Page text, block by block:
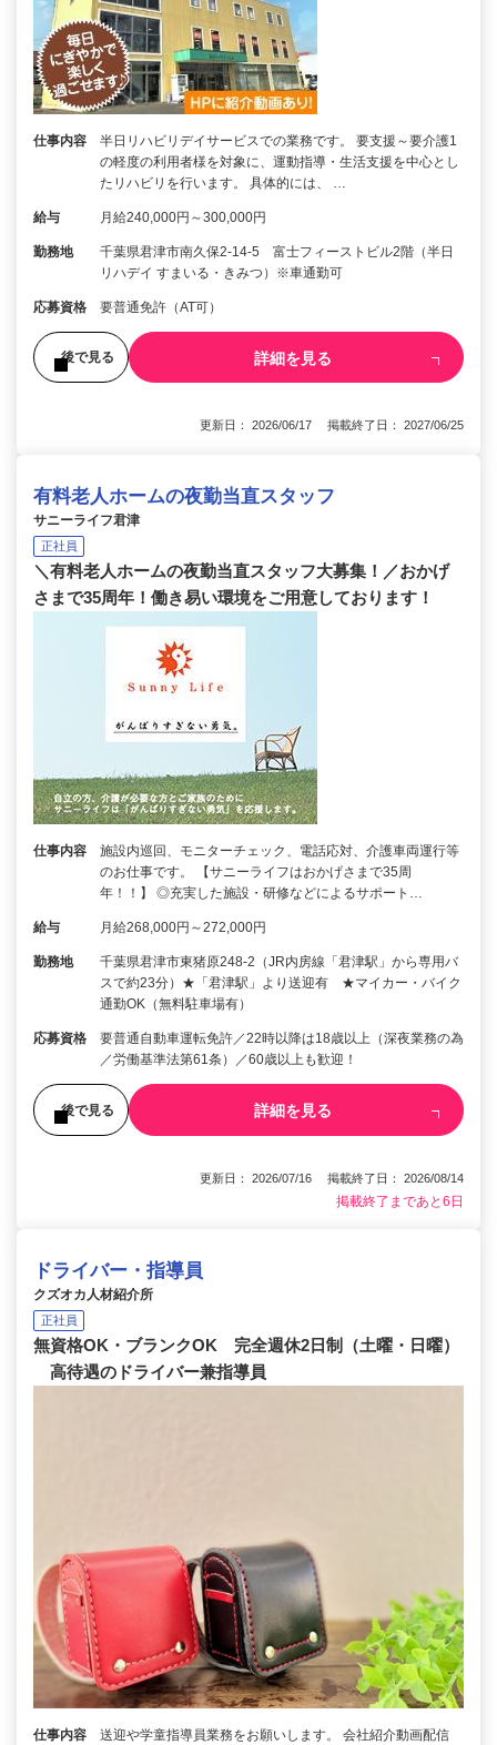
仕事内容
半日リハビリデイサービスでの業務です。 要支援～要介護1
の軽度の利用者様を対象に、運動指導・生活支援を中心とし
たリハビリを行います。 具体的には、 …
給与 月給240,000円～300,000円
勤務地
千葉県君津市南久保2-14-5 富士フィーストビル2階（半日
リハデイ すまいる・きみつ）※車通勤可
応募資格 要普通免許（AT可）
後で見る 詳細を見る
更新日： 2026/06/17 掲載終了日： 2027/06/25
有料老人ホームの夜勤当直スタッフ
サニーライフ君津
正社員
＼有料老人ホームの夜勤当直スタッフ大募集！／おかげ
さまで35周年！働き易い環境をご用意しております！
仕事内容
施設内巡回、モニターチェック、電話応対、介護車両運行等
のお仕事です。 【サニーライフはおかげさまで35周
年！！】 ◎充実した施設・研修などによるサポート…
給与 月給268,000円～272,000円
勤務地
千葉県君津市東猪原248-2（JR内房線「君津駅」から専用バ
スで約23分）★「君津駅」より送迎有 ★マイカー・バイク
通勤OK（無料駐車場有）
応募資格
要普通自動車運転免許／22時以降は18歳以上（深夜業務の為
／労働基準法第61条）／60歳以上も歓迎！
後で見る 詳細を見る
更新日： 2026/07/16 掲載終了日： 2026/08/14
掲載終了まであと6日
ドライバー・指導員
クズオカ人材紹介所
正社員
無資格OK・ブランクOK 完全週休2日制（土曜・日曜）
高待遇のドライバー兼指導員
仕事内容
送迎や学童指導員業務をお願いします。 会社紹介動画配信